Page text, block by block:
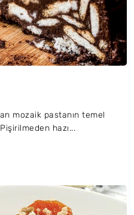
mozaik pastanın temel
hazı...